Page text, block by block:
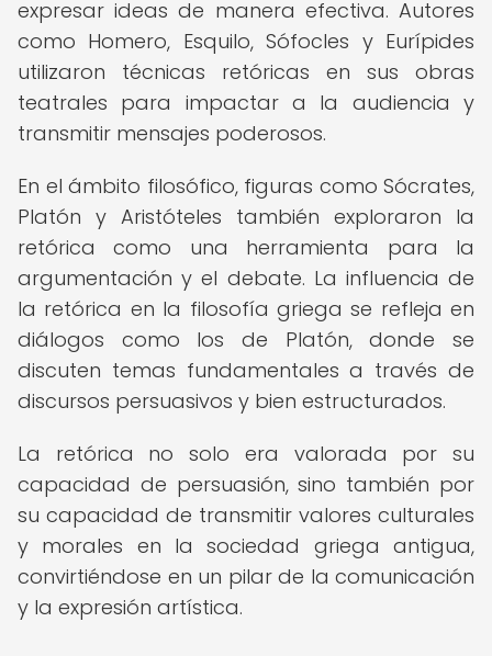
expresar ideas de manera efectiva. Autores
como Homero, Esquilo, Sófocles y Eurípides
utilizaron técnicas retóricas en sus obras
teatrales para impactar a la audiencia y
transmitir mensajes poderosos.
En el ámbito filosófico, figuras como Sócrates,
Platón y Aristóteles también exploraron la
retórica como una herramienta para la
argumentación y el debate. La influencia de
la retórica en la filosofía griega se refleja en
diálogos como los de Platón, donde se
discuten temas fundamentales a través de
discursos persuasivos y bien estructurados.
La retórica no solo era valorada por su
capacidad de persuasión, sino también por
su capacidad de transmitir valores culturales
y morales en la sociedad griega antigua,
convirtiéndose en un pilar de la comunicación
y la expresión artística.